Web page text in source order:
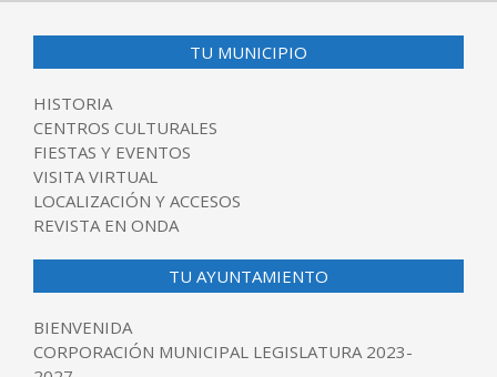
TU MUNICIPIO
HISTORIA
CENTROS CULTURALES
FIESTAS Y EVENTOS
VISITA VIRTUAL
LOCALIZACIÓN Y ACCESOS
REVISTA EN ONDA
TU AYUNTAMIENTO
BIENVENIDA
CORPORACIÓN MUNICIPAL LEGISLATURA 2023-